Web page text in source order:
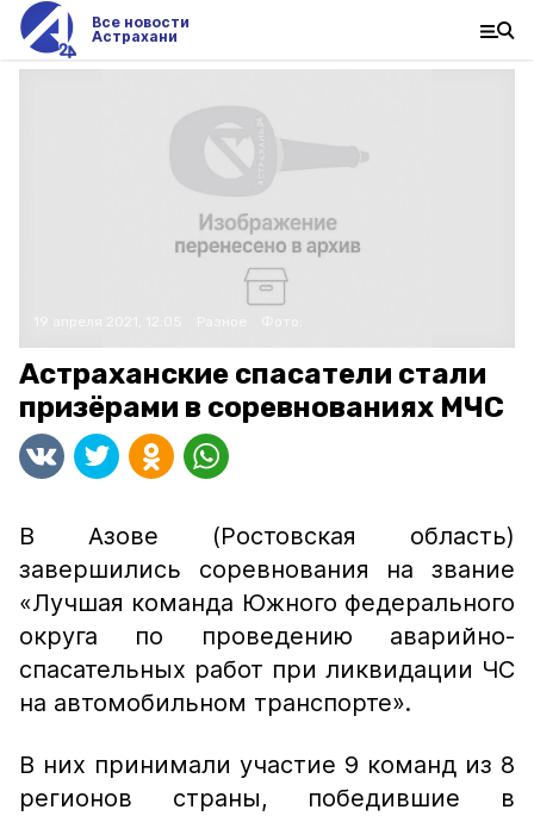
Все новости
Астрахани
Астраханские спасатели стали
призёрами в соревнованиях МЧС
В Азове (Ростовская область)
завершились соревнования на звание
«Лучшая команда Южного федерального
округа по проведению аварийно-
спасательных работ при ликвидации ЧС
на автомобильном транспорте».
В них принимали участие 9 команд из 8
регионов страны, победившие в